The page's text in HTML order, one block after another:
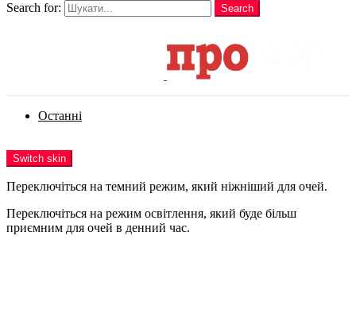
Search for:
Search
Останні
Switch skin
Переключіться на темний режим, який ніжніший для очей.
Переключіться на режим освітлення, який буде більш
приємним для очей в денний час.